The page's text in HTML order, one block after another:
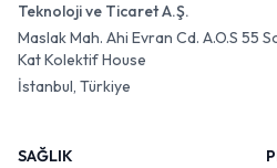
Teknoloji ve Ticaret A.Ş.
Maslak Mah. Ahi Evran Cd. A.O.S 55
Kat Kolektif House
İstanbul, Türkiye
SAĞLIK